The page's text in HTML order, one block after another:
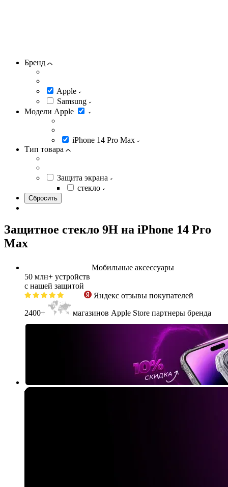
Бренд
Apple
Samsung
Модели Apple
iPhone 14 Pro Max
Тип товара
Защита экрана
стекло
Защитное стекло 9H на iPhone 14 Pro
Max
Мобильные аксессуары
50 млн+ устройств
с нашей защитой
Яндекс отзывы покупателей
2400+
магазинов Apple Store партнеры бренда